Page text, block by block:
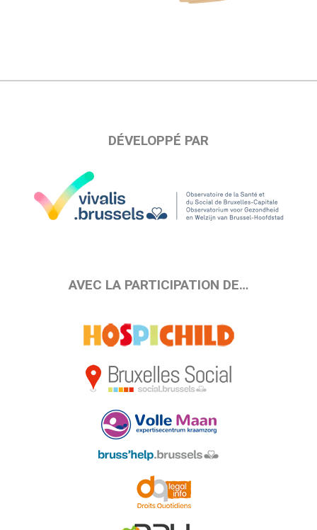
DÉVELOPPÉ PAR
AVEC LA PARTICIPATION DE…